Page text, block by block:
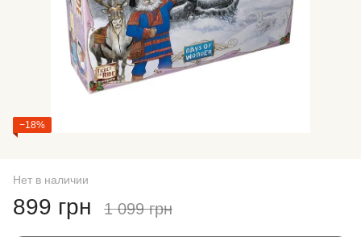
−18%
Нет в наличии
899 грн 1 099 грн